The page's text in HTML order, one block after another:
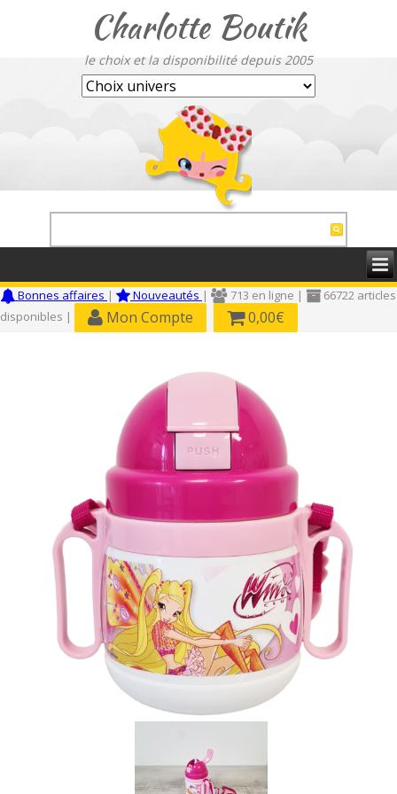
Charlotte Boutik
le choix et la disponibilité depuis 2005
Bonnes affaires | Nouveautés | 713 en ligne |
66722 articles
disponibles |
Mon Compte 0,00€